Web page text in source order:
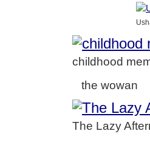
childhood
the wowan
The Lazy